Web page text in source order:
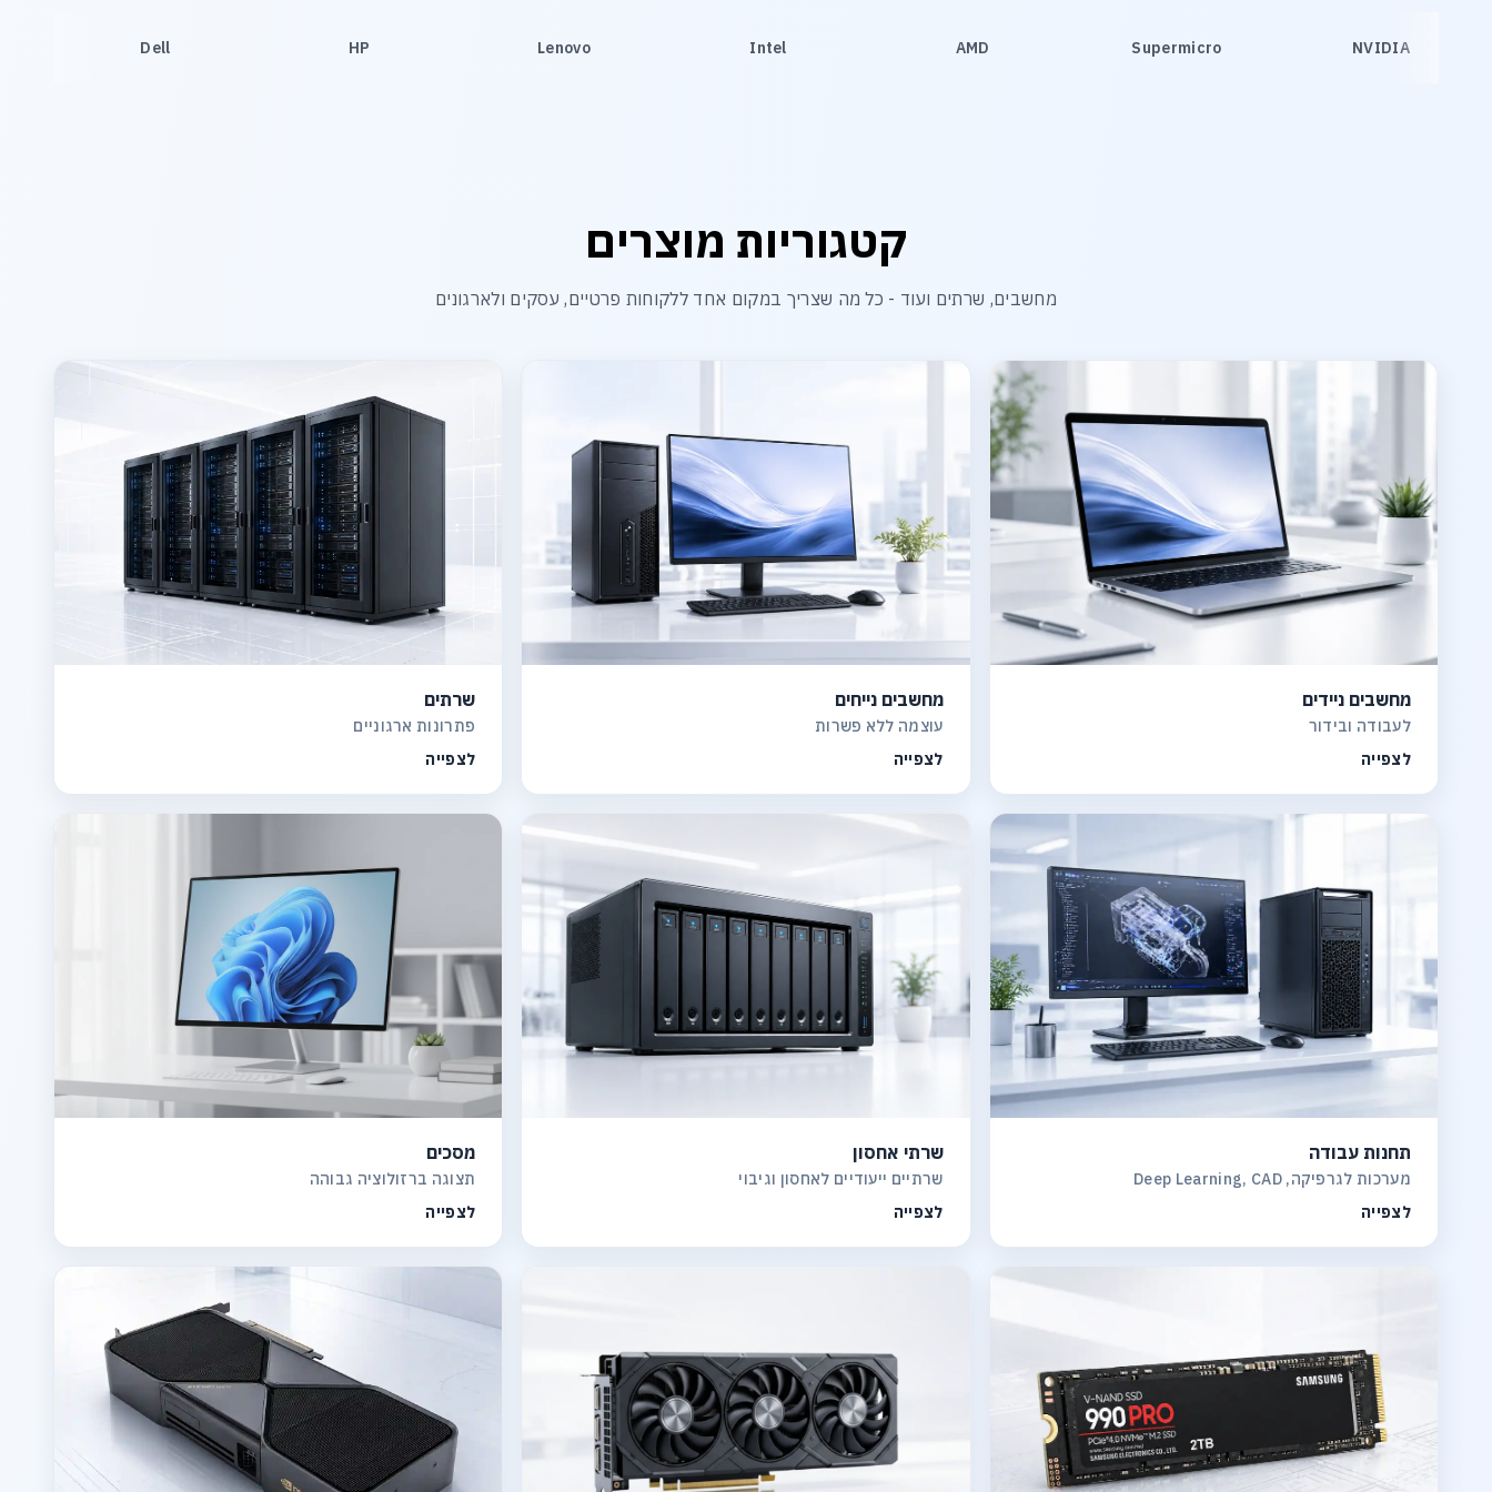
Dell HP Lenovo Intel AMD Supermicro NVIDIA
קטגוריות מוצרים
מחשבים, שרתים ועוד - כל מה שצריך במקום אחד ללקוחות פרטיים, עסקים ולארגונים
מחשבים ניידים
לעבודה ובידור
לצפייה
מחשבים נייחים
עוצמה ללא פשרות
לצפייה
שרתים
פתרונות ארגוניים
לצפייה
תחנות עבודה
מערכות לגרפיקה, Deep Learning, CAD
לצפייה
שרתי אחסון
שרתיים ייעודיים לאחסון וגיבוי
לצפייה
מסכים
תצוגה ברזולוציה גבוהה
לצפייה